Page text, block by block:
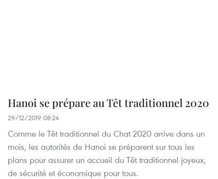
Hanoi se prépare au Têt traditionnel 2020
29/12/2019 08:24
Comme le Têt traditionnel du Chat 2020 arrive dans un
mois, les autorités de Hanoi se préparent sur tous les
plans pour assurer un accueil du Têt traditionnel joyeux,
de sécurité et économique pour tous.